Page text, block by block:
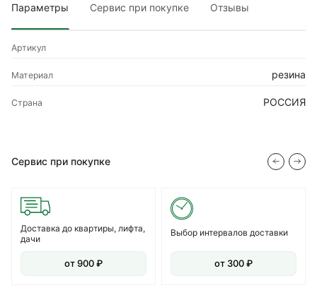
Параметры Сервис при покупке Отзывы
Артикул
Материал резина
Страна РОССИЯ
Сервис при покупке
Доставка до квартиры, лифта,
дачи
от 900 ₽
Выбор интервалов доставки
от 300 ₽